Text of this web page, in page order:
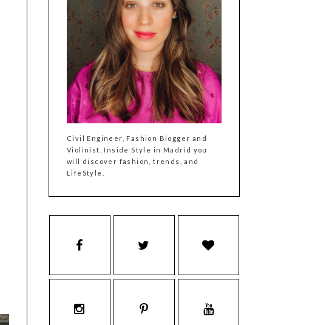
Civil Engineer, Fashion Blogger and
Violinist. Inside Style in Madrid you
will discover fashion, trends, and
LifeStyle.